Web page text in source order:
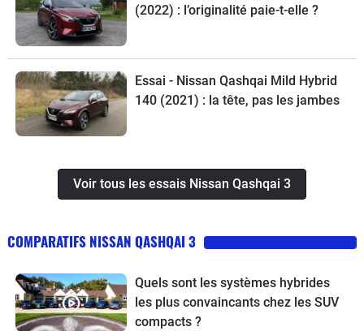
(2022) : l’originalité paie-t-elle ?
Essai - Nissan Qashqai Mild Hybrid
140 (2021) : la tête, pas les jambes
Voir tous les essais Nissan Qashqai 3
COMPARATIFS NISSAN QASHQAI 3
Quels sont les systèmes hybrides
les plus convaincants chez les SUV
compacts ?